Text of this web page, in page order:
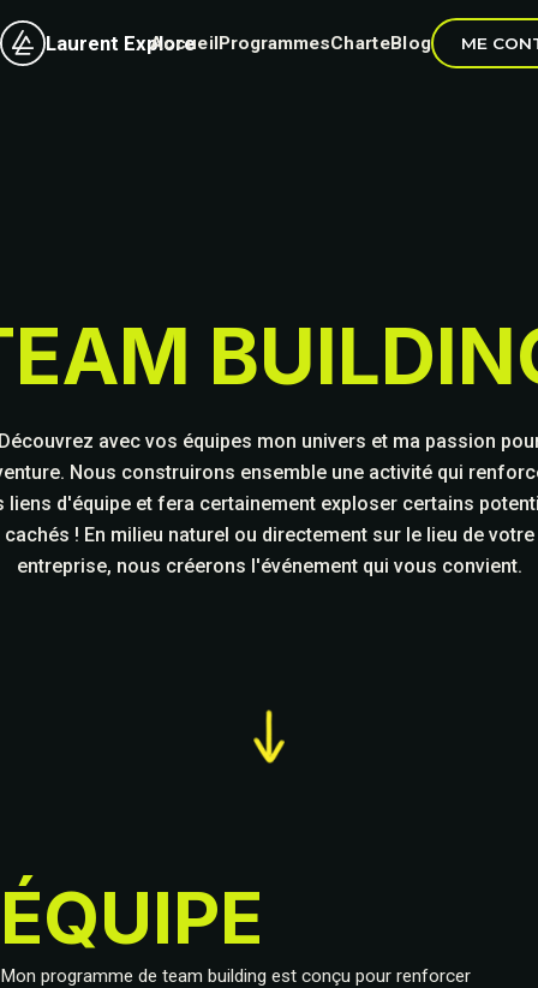
Laurent Explore
AccueilProgrammesCharteBlog ME
avec vos équipes mon univers et ma passion
Nous construirons ensemble une activité qui
liens d'équipe et fera certainement exploser certains
cachés ! En milieu naturel ou directement sur le lieu de votre
entreprise, nous créerons l'événement qui vous convient.
ÉQUIPE
Mon programme de team building est conçu pour renforcer